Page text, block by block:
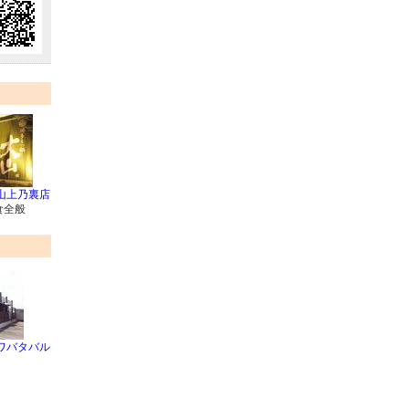
上乃裏店
全般
バタバル